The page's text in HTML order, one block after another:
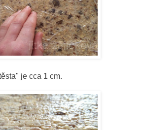
je cca 1 cm.